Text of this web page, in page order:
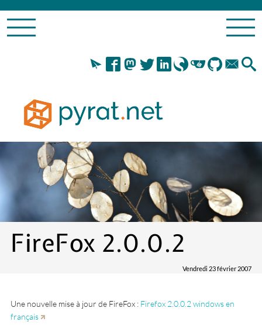
FireFox 2.0.0.2
Vendredi 23 février 2007
Une nouvelle mise à jour de FireFox : Firefox 2.0.0.2 windows en
français